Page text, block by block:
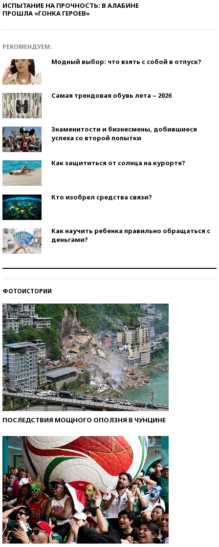
ИСПЫТАНИЕ НА ПРОЧНОСТЬ: В АЛАБИНЕ
ПРОШЛА «ГОНКА ГЕРОЕВ»
РЕКОМЕНДУЕМ:
Модный выбор: что взять с собой в отпуск?
Самая трендовая обувь лета – 2026
Знаменитости и бизнесмены, добившиеся
успеха со второй попытки
Как защититься от солнца на курорте?
Кто изобрел средства связи?
Как научить ребенка правильно обращаться с
деньгами?
ФОТОИСТОРИИ
ПОСЛЕДСТВИЯ МОЩНОГО ОПОЛЗНЯ В ЧУНЦИНЕ